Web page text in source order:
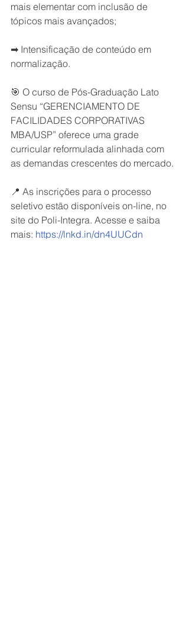
mais elementar com inclusão de
tópicos mais avançados;
➡ Intensificação de conteúdo em
normalização.
🎯 O curso de Pós-Graduação Lato
Sensu “GERENCIAMENTO DE
FACILIDADES CORPORATIVAS
MBA/USP” oferece uma grade
curricular reformulada alinhada com
as demandas crescentes do mercado.
📍 As inscrições para o processo
seletivo estão disponíveis on-line, no
site do Poli-Integra. Acesse e saiba
mais: https://lnkd.in/dn4UUCdn